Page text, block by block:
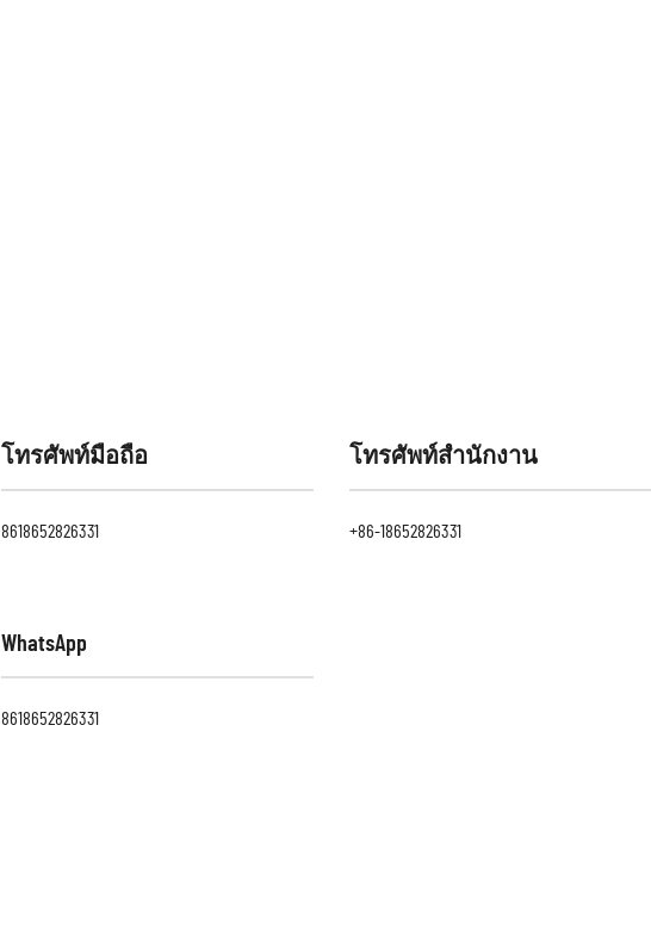
โทรศัพท์มือถือ
8618652826331
โทรศัพท์สำนักงาน
+86-18652826331
WhatsApp
8618652826331